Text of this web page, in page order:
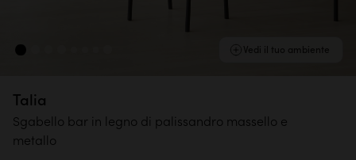
Vedi il tuo ambiente
Talia
Sgabello bar in legno di palissandro massello e
metallo